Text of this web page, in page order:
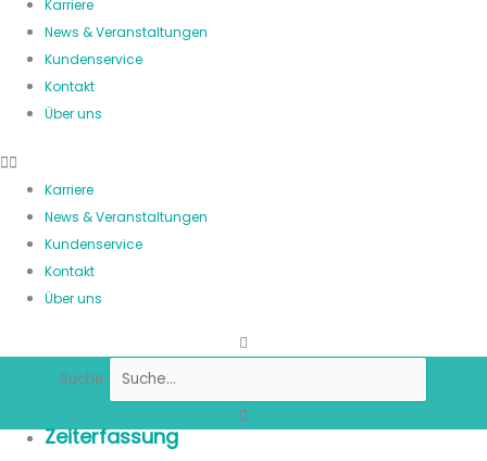
Karriere
News & Veranstaltungen
Kundenservice
Kontakt
Über uns
Karriere
News & Veranstaltungen
Kundenservice
Kontakt
Über uns
Suche
Zeiterfassung